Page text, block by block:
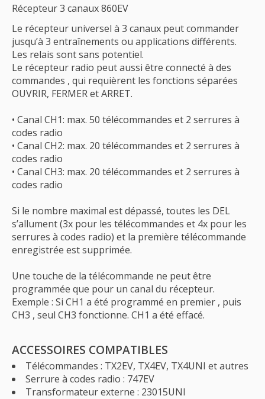
Récepteur 3 canaux 860EV
Le récepteur universel à 3 canaux peut commander
jusqu’à 3 entraînements ou applications différents.
Les relais sont sans potentiel.
Le récepteur radio peut aussi être connecté à des
commandes , qui requièrent les fonctions séparées
OUVRIR, FERMER et ARRET.
• Canal CH1: max. 50 télécommandes et 2 serrures à
codes radio
• Canal CH2: max. 20 télécommandes et 2 serrures à
codes radio
• Canal CH3: max. 20 télécommandes et 2 serrures à
codes radio
Si le nombre maximal est dépassé, toutes les DEL
s’allument (3x pour les télécommandes et 4x pour les
serrures à codes radio) et la première télécommande
enregistrée est supprimée.
Une touche de la télécommande ne peut être
programmée que pour un canal du récepteur.
Exemple : Si CH1 a été programmé en premier , puis
CH3 , seul CH3 fonctionne. CH1 a été effacé.
ACCESSOIRES COMPATIBLES
Télécommandes : TX2EV, TX4EV, TX4UNI et autres
Serrure à codes radio : 747EV
Transformateur externe : 23015UNI